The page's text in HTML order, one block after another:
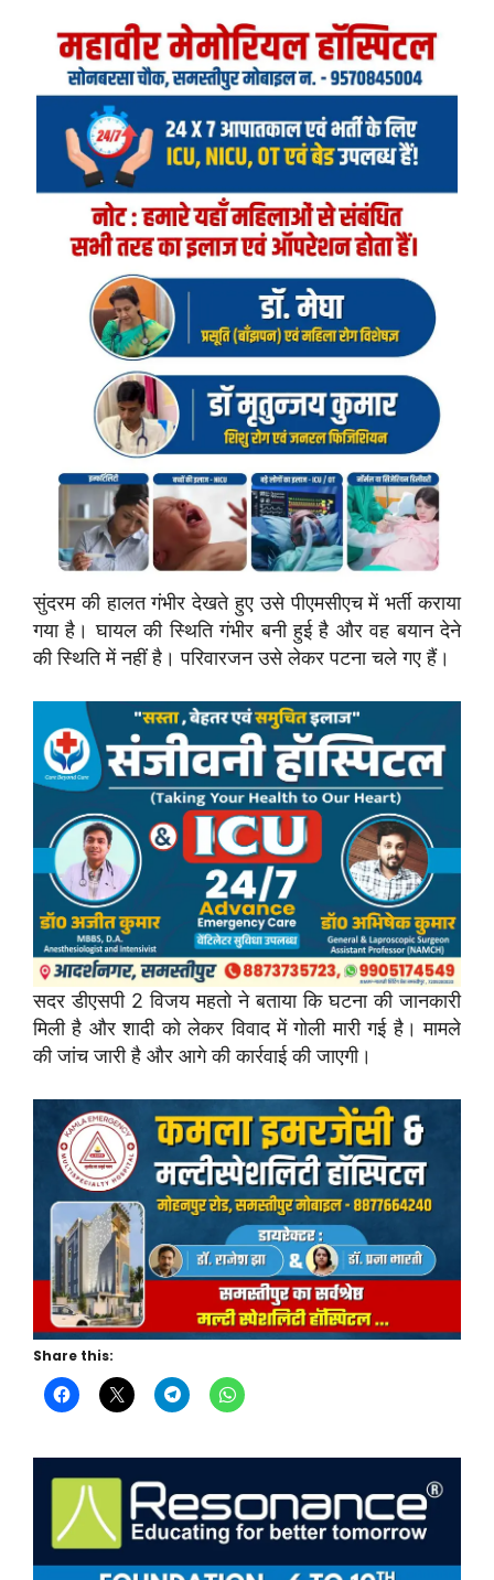
सुंदरम की हालत गंभीर देखते हुए उसे पीएमसीएच में भर्ती कराया
गया है। घायल की स्थिति गंभीर बनी हुई है और वह बयान देने
की स्थिति में नहीं है। परिवारजन उसे लेकर पटना चले गए हैं।
सदर डीएसपी 2 विजय महतो ने बताया कि घटना की जानकारी
मिली है और शादी को लेकर विवाद में गोली मारी गई है। मामले
की जांच जारी है और आगे की कार्रवाई की जाएगी।
Share this: